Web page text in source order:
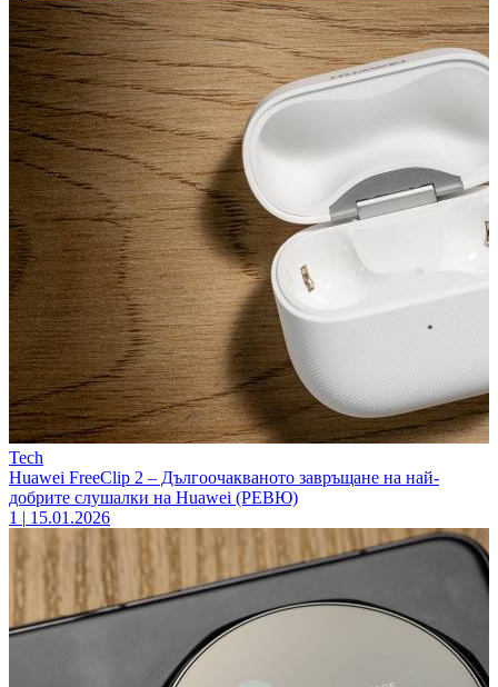
Tech
Huawei FreeClip 2 – Дългоочакваното завръщане на най-
добрите слушалки на Huawei (РЕВЮ)
1 | 15.01.2026